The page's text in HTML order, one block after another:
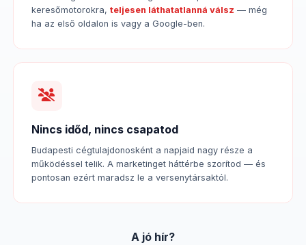
keresőmotorokra, teljesen láthatatlanná válsz — még
ha az első oldalon is vagy a Google-ben.
Nincs időd, nincs csapatod
Budapesti cégtulajdonosként a napjaid nagy része a
működéssel telik. A marketinget háttérbe szorítod — és
pontosan ezért maradsz le a versenytársaktól.
A jó hír?